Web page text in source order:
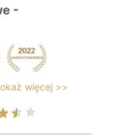
-
więcej >>